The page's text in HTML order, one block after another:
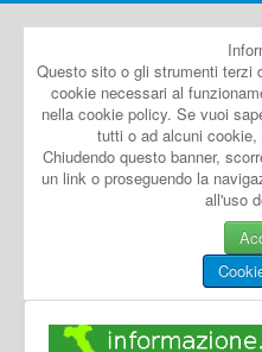
Questo sito o gli strumenti terzi
cookie necessari al
nella cookie policy. Se vuoi
tutti o ad alcuni
Chiudendo questo banner,
un link o proseguendo la
all'uso